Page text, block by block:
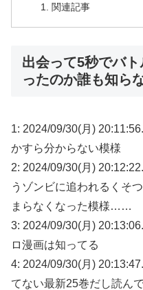
関連記事
出会って5秒でバ
ったのか誰も知ら
1: 2024/09/30(月)
かすら分からない模様
2: 2024/09/30(月)
うゾンビに追われるくそ
まらなくなった模様……
3: 2024/09/30(月)
ロ漫画は知ってる
4: 2024/09/30(月)
てない最新25巻だし読ん